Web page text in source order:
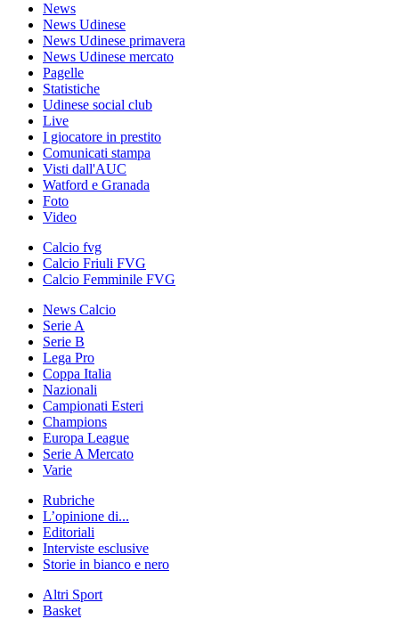
News
News Udinese
News Udinese primavera
News Udinese mercato
Pagelle
Statistiche
Udinese social club
Live
I giocatore in prestito
Comunicati stampa
Visti dall'AUC
Watford e Granada
Foto
Video
Calcio fvg
Calcio Friuli FVG
Calcio Femminile FVG
News Calcio
Serie A
Serie B
Lega Pro
Coppa Italia
Nazionali
Campionati Esteri
Champions
Europa League
Serie A Mercato
Varie
Rubriche
L’opinione di...
Editoriali
Interviste esclusive
Storie in bianco e nero
Altri Sport
Basket